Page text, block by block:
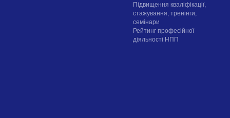
Підвищення кваліфікації,
стажування, тренінги,
семінари
Рейтинг професійної
діяльності НПП